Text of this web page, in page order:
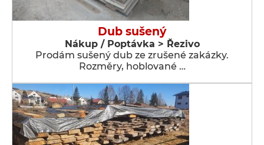
Dub sušený
Nákup / Poptávka > Řezivo
Prodám sušený dub ze zrušené zakázky.
Rozměry, hoblované …